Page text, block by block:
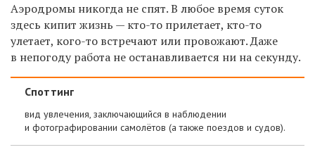
Аэродромы никогда не спят. В любое время суток
здесь кипит жизнь — кто-то прилетает, кто-то
улетает, кого-то встречают или провожают. Даже
в непогоду работа не останавливается ни на секунду.
Споттинг
вид увлечения, заключающийся в наблюдении
и фотографировании самолётов (а также поездов и судов).